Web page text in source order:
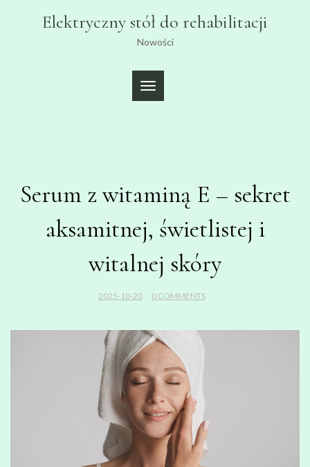
Elektryczny stół do rehabilitacji
Nowości
TOGGLE
NAVIGATION
Serum z witaminą E – sekret
aksamitnej, świetlistej i
witalnej skóry
2025-10-20 0 COMMENTS